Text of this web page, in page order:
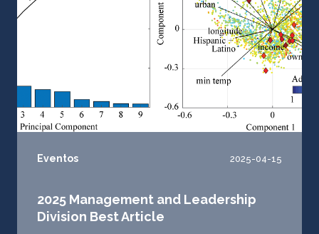
Eventos 2025-04-15
2025 Management and Leadership
Division Best Article